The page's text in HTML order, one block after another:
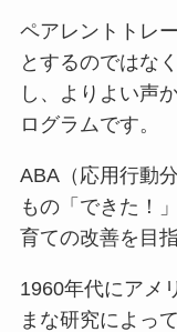
ペアレントトレ
とするのではな
し、よりよい声
ログラムです。
ABA（応用行動
もの「できた！
育ての改善を目指
1960年代にアメ
まな研究によっ